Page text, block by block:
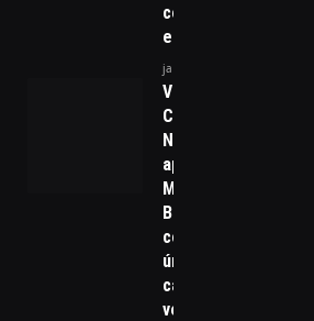
compliance
e controle
janeiro 27, 2026
Valdemar
Costa
Neto
aponta
Michelle
Bolsonaro
como
única
capaz de
vencer